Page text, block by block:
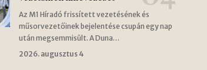
Az M1 Híradó frissített vezetésének és
műsorvezetőinek bejelentése csupán egy nap
után megsemmisült. A Duna…
2026. augusztus 4